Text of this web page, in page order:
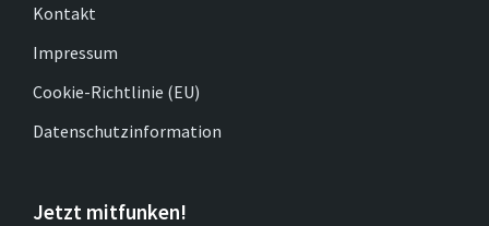
Kontakt
Impressum
Cookie-Richtlinie (EU)
Datenschutzinformation
Jetzt mitfunken!